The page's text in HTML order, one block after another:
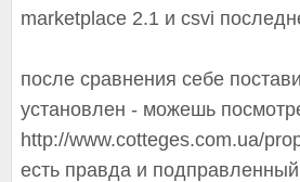
marketplace 2.1 и csvi
после сравнения себе
установлен - можешь
http://www.cotteges.com.ua/
есть правда и